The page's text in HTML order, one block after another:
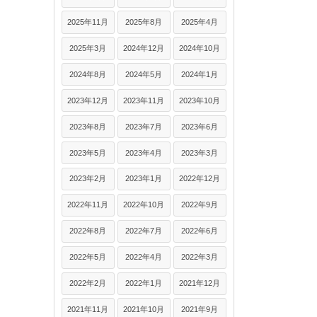
2025年11月 2025年8月 2025年4月
2025年3月 2024年12月 2024年10月
2024年8月 2024年5月 2024年1月
2023年12月 2023年11月 2023年10月
2023年8月 2023年7月 2023年6月
2023年5月 2023年4月 2023年3月
2023年2月 2023年1月 2022年12月
2022年11月 2022年10月 2022年9月
2022年8月 2022年7月 2022年6月
2022年5月 2022年4月 2022年3月
2022年2月 2022年1月 2021年12月
2021年11月 2021年10月 2021年9月